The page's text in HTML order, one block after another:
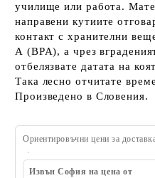
училище или работа.
направени кутиите
контакт с хранителни
А (BPA), а чрез
отбелязвате датата на
Така лесно отчитате
Произведено в Словения.
Ориентировъчни цени за
Извън София на цена от